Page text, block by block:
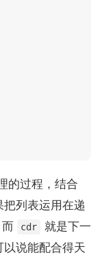
的过程，结合
把列表运用在递
cdr
就是下一
以说能配合得天